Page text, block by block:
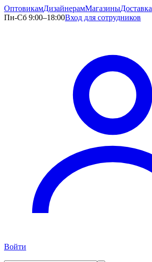
ОптовикамДизайнерамМагазиныДоставка
Пн-Сб 9:00–18:00Вход для сотрудников
Войти